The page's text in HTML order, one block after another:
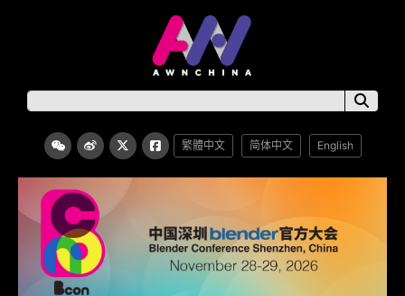
繁體中文 简体中文 English